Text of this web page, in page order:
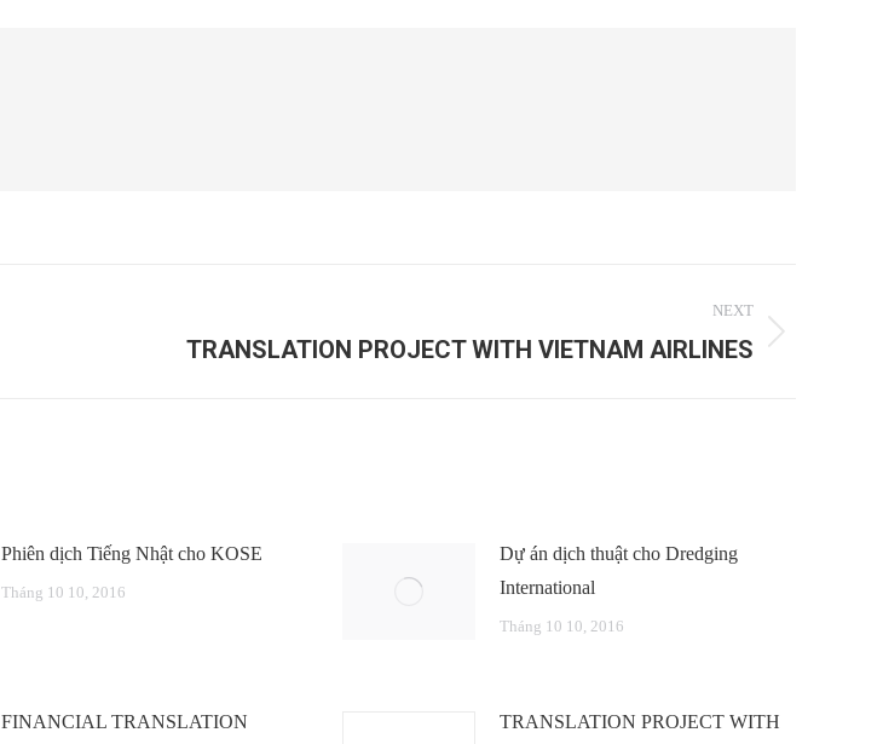
NEXT
TRANSLATION PROJECT WITH VIETNAM AIRLINES
Phiên dịch Tiếng Nhật cho KOSE
Tháng 10 10, 2016
Dự án dịch thuật cho Dredging
International
Tháng 10 10, 2016
FINANCIAL TRANSLATION
TRANSLATION PROJECT WITH